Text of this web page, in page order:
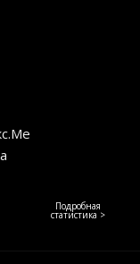
Подробная
статистика >